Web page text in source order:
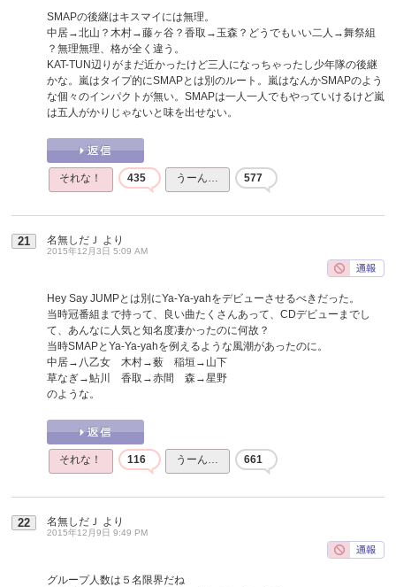
SMAPの後継はキスマイには無理。
中居→北山？木村→藤ヶ谷？香取→玉森？どうでもいい二人→舞祭組
？無理無理、格が全く違う。
KAT-TUN辺りがまだ近かったけど三人になっちゃったし少年隊の後継
かな。嵐はタイプ的にSMAPとは別のルート。嵐はなんかSMAPのよう
な個々のインパクトが無い。SMAPは一人一人でもやっていけるけど嵐
は五人がかりじゃないと味を出せない。
それな！ 435 うーん… 577
21 名無しだＪ より
2015年12月3日 5:09 AM
Hey Say JUMPとは別にYa-Ya-yahをデビューさせるべきだった。
当時冠番組まで持って、良い曲たくさんあって、CDデビューまでし
て、あんなに人気と知名度凄かったのに何故？
当時SMAPとYa-Ya-yahを例えるような風潮があったのに。
中居→八乙女 木村→薮 稲垣→山下
草なぎ→鮎川 香取→赤間 森→星野
のような。
それな！ 116 うーん… 661
22 名無しだＪ より
2015年12月9日 9:49 PM
グループ人数は５名限界だね